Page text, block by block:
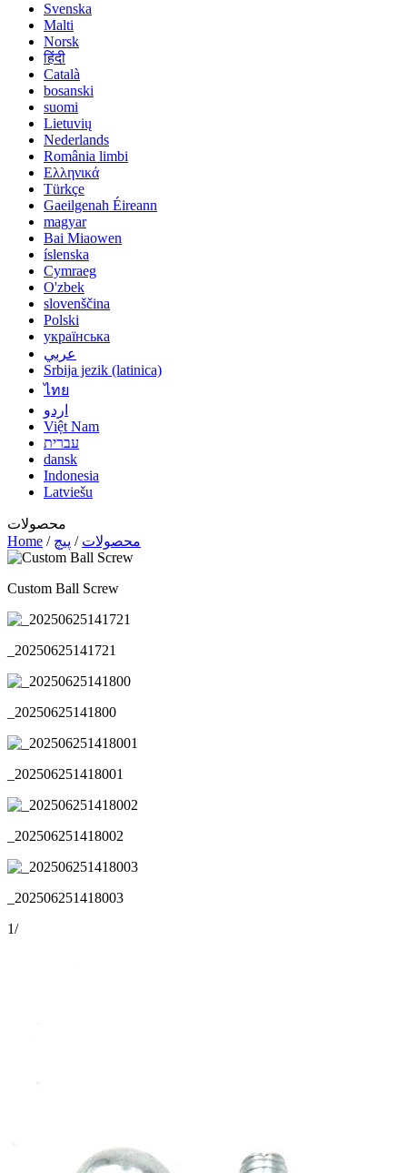
Svenska
Malti
Norsk
हिंदी
Català
bosanski
suomi
Lietuvių
Nederlands
România limbi
Ελληνικά
Türkçe
Gaeilgenah Éireann
magyar
Bai Miaowen
íslenska
Cymraeg
O'zbek
slovenščina
Polski
українська
عربي
Srbija jezik (latinica)
ไทย
اردو
Việt Nam
עברית
dansk
Indonesia
Latviešu
محصولات
Home / محصولات / پیچ
Custom Ball Screw
_20250625141721
_20250625141800
_202506251418001
_202506251418002
_202506251418003
1/